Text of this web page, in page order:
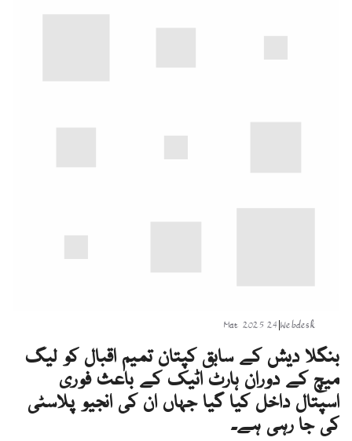
Webdesk
|
24 Mar 2025
بنگلا دیش کے سابق کپتان تمیم اقبال کو لیگ
میچ کے دوران ہارٹ اٹیک کے باعث فوری
اسپتال داخل کیا گیا جہاں ان کی انجیو پلاسٹی
کی جا رہی ہے۔